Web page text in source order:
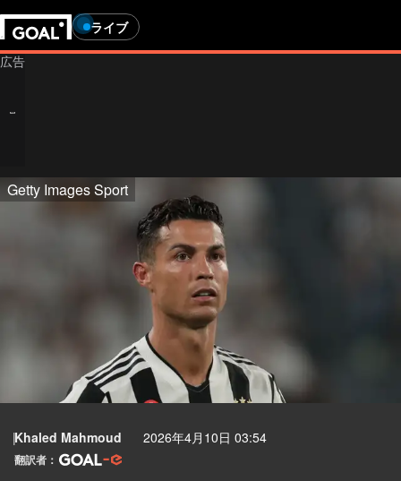
ライブ
Getty Images Sport
Khaled Mahmoud 2026年4月10日 03:54
翻訳者：